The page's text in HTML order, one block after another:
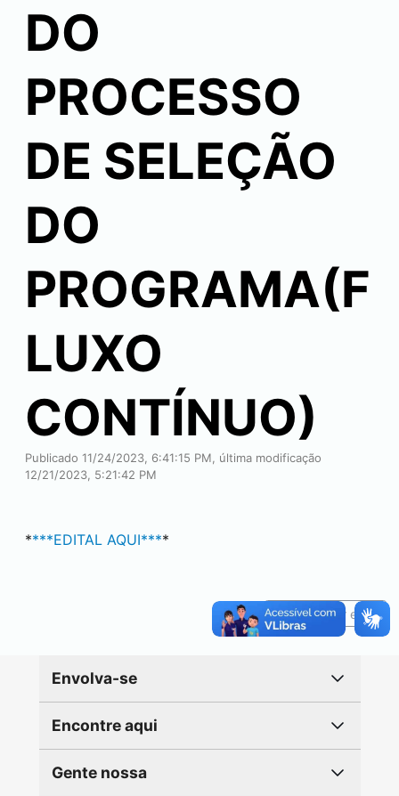
DO
PROCESSO
DE SELEÇÃO
DO
PROGRAMA(F
LUXO
CONTÍNUO)
Publicado 11/24/2023, 6:41:15 PM, última modificação
12/21/2023, 5:21:42 PM
****EDITAL AQUI****
Reportar erro
Envolva-se
Encontre aqui
Gente nossa